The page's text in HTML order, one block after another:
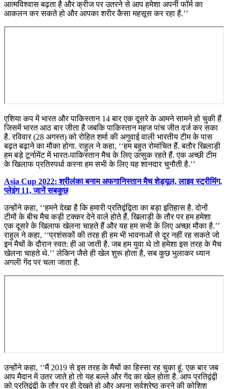
आत्मविश्वास बढ़ता है और क्रीज पर उतरने से आप हमेशा अपनी फॉर्म का
आकलन कर सकते हो और आपका शरीर कैसा महसूस कर रहा है.’’
एशिया कप में भारत और पाकिस्तान 14 बार एक दूसरे के आमने सामने हो चुकी हैं
जिसमें भारत आठ बार जीता है जबकि पाकिस्तान महज पांच जीत दर्ज कर सका
है. रविवार (28 अगस्त) को रोहित शर्मा की अगुवाई वाली भारतीय टीम के पास
बढ़त बढ़ाने का मौका होगा. राहुल ने कहा, ‘‘हम बहुत रोमांचित हैं. बतौर खिलाड़ी
हम बड़े टूर्नामेंट में भारत-पाकिस्तान मैच के लिए उत्सुक रहते हैं. एक अच्छी टीम
के खिलाफ प्रतिस्पर्धा करना हम सभी के लिए यह शानदार चुनौती है.’’
Asia Cup 2022: श्रीलंका बनाम अफगानिस्तान मैच शेड्यूल, लाइव स्ट्रीमिंग,
प्लेइंग 11, जानें सबकुछ
उन्होंने कहा, ‘‘हमने देखा है कि हमारी प्रतिद्वंद्विता का बड़ा इतिहास है. दोनों
टीमों के बीच मैच कड़ी टक्कर देने वाले होते हैं. खिलाड़ी के तौर पर हम हमेशा
एक दूसरे के खिलाफ खेलना चाहते हैं और यह हम सभी के लिए अच्छा मौका है.’’
राहुल ने कहा, ‘‘प्रशंसकों की तरह ही हम भी भावनाओं से दूर नहीं रह सकते जो
इन मैचों के दौरान स्वत: ही आ जाती है. जब हम युवा थे तो हमेशा इस तरह के मैच
खेलना चाहते थे.’’ लेकिन जैसे ही खेल शुरू होता है, सब कुछ भुलाकर ध्यान
अगली गेंद पर चला जाता है.
उन्होंने कहा, ‘‘मैं 2019 से इस तरह के मैचों का हिस्सा रह चुका हूं. एक बार जब
आप मैदान में उतर जाते हो तो यह बल्ले और गेंद का खेल होता है. आप प्रतिद्वंद्वी
को प्रतिद्वंद्वी के तौर पर ही देखते हो और अपना सर्वश्रेष्ठ करने की कोशिश